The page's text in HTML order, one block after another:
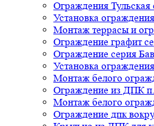
Ограждения Тульская
Установка
Монтаж террасы и
Ограждение графит
Ограждение серия
Установка
Монтаж белого
Ограждение из ДПК п.
Монтаж белого
Ограждение дпк